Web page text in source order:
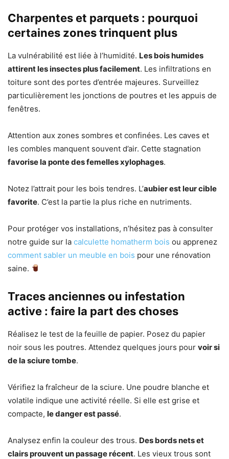
Charpentes et parquets : pourquoi
certaines zones trinquent plus
La vulnérabilité est liée à l’humidité. Les bois humides
attirent les insectes plus facilement. Les infiltrations en
toiture sont des portes d’entrée majeures. Surveillez
particulièrement les jonctions de poutres et les appuis de
fenêtres.
Attention aux zones sombres et confinées. Les caves et
les combles manquent souvent d’air. Cette stagnation
favorise la ponte des femelles xylophages.
Notez l’attrait pour les bois tendres. L’aubier est leur cible
favorite. C’est la partie la plus riche en nutriments.
Pour protéger vos installations, n’hésitez pas à consulter
notre guide sur la calculette homatherm bois ou apprenez
comment sabler un meuble en bois pour une rénovation
saine.
Traces anciennes ou infestation
active : faire la part des choses
Réalisez le test de la feuille de papier. Posez du papier
noir sous les poutres. Attendez quelques jours pour voir si
de la sciure tombe.
Vérifiez la fraîcheur de la sciure. Une poudre blanche et
volatile indique une activité réelle. Si elle est grise et
compacte, le danger est passé.
Analysez enfin la couleur des trous. Des bords nets et
clairs prouvent un passage récent. Les vieux trous sont